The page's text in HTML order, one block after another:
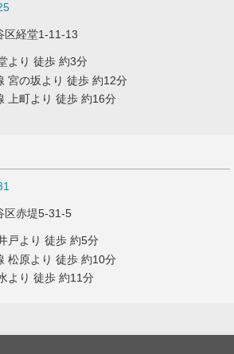
区経堂1-11-13
より 徒歩 約3分
宮の坂より 徒歩 約12分
上町より 徒歩 約16分
区赤堤5-31-5
戸より 徒歩 約5分
松原より 徒歩 約10分
より 徒歩 約11分